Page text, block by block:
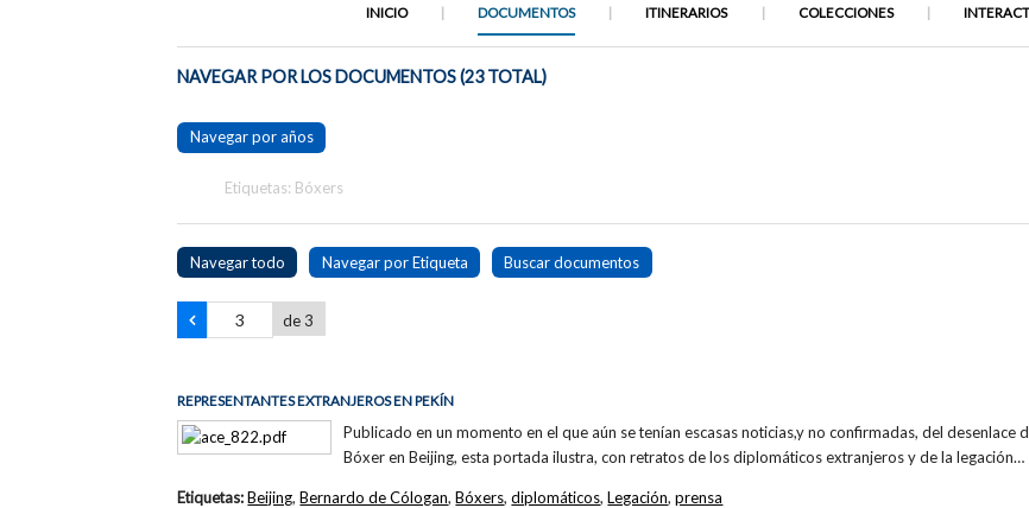
INICIO DOCUMENTOS ITINERARIOS COLECCIONES
NAVEGAR POR LOS DOCUMENTOS (23 TOTAL)
Navegar por años
Etiquetas: Bóxers
Navegar todo Navegar por Etiqueta Buscar documentos
de 3
REPRESENTANTES EXTRANJEROS EN PEKÍN
Publicado en un momento en el que aún se tenían escasas noticias,y no confirmadas, del desenlace
Bóxer en Beijing, esta portada ilustra, con retratos de los diplomáticos extranjeros y de la legación…
Etiquetas:Beijing,Bernardo de Cólogan,Bóxers,diplomáticos,Legación,prensa